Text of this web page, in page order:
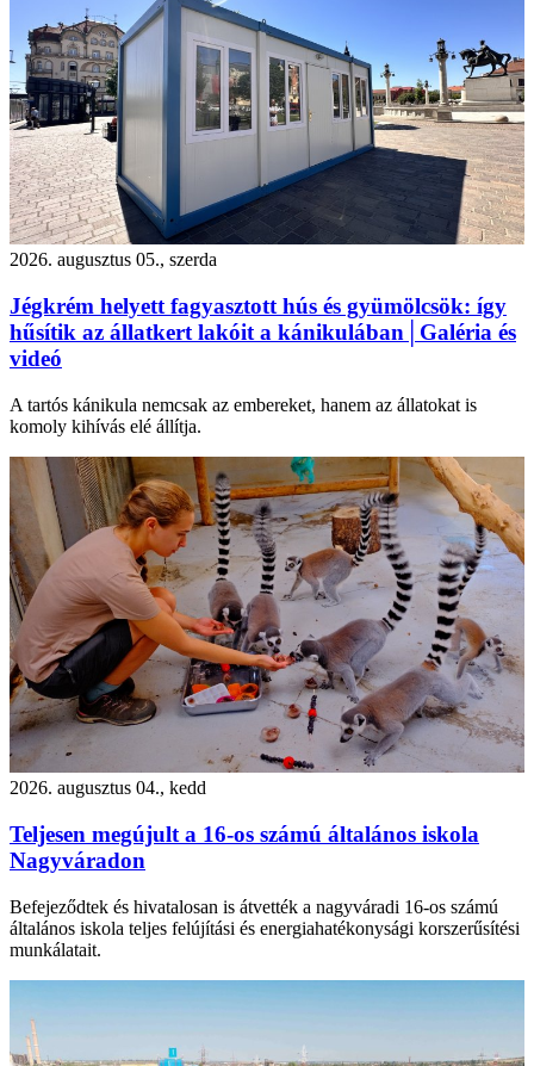
2026. augusztus 05., szerda
Jégkrém helyett fagyasztott hús és gyümölcsök: így
hűsítik az állatkert lakóit a kánikulában│Galéria és
videó
A tartós kánikula nemcsak az embereket, hanem az állatokat is
komoly kihívás elé állítja.
2026. augusztus 04., kedd
Teljesen megújult a 16-os számú általános iskola
Nagyváradon
Befejeződtek és hivatalosan is átvették a nagyváradi 16-os számú
általános iskola teljes felújítási és energiahatékonysági korszerűsítési
munkálatait.